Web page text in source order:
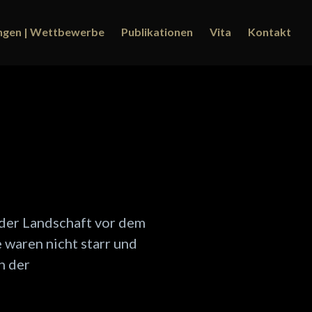
| Wettbewerbe Publikationen Vita Kontakt
Landschaft vor dem
nicht starr und
der